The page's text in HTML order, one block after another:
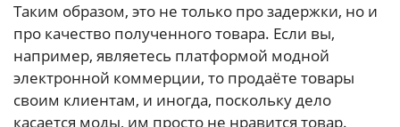
Таким образом, это не только про задержки, но и
про качество полученного товара. Если вы,
например, являетесь платформой модной
электронной коммерции, то продаёте товары
своим клиентам, и иногда, поскольку дело
касается моды, им просто не нравится товар.